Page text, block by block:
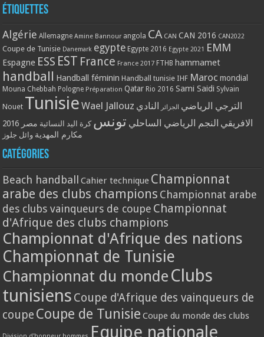
Étiquettes
Algérie Allemagne Amine Bannour angola CA CAN CAN 2016 CAN2022
Coupe de Tunisie Danemark egypte Egypte 2016 Egypte 2021 EMM
Espagne ESS EST France France 2017 FTHB hammamet
handball Handball féminin Handball tunisie IHF Maroc mondial
Mouna Chebbah Pologne Préparation Qatar Rio 2016 Sami Saidi Sylvain
Nouet Tunisie Wael Jallouz الترجي الرياضي الجزائر النادي
الافريقي النجم الرياضي الساحلي تونس كرة اليد النسائية مصر 2016
مكارم المهدية وائل جلوز
Catégories
Beach handball Cahier technique Championnat
arabe des clubs champions Championnat arabe
des clubs vainqueurs de coupe Championnat
d'Afrique des clubs champions
Championnat d'Afrique des nations
Championnat de Tunisie
Championnat du monde Clubs
tunisiens Coupe d'Afrique des vainqueurs de
coupe Coupe de Tunisie Coupe du monde des clubs
Equipe nationale